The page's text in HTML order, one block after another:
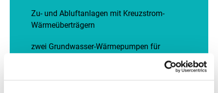
Zu- und Abluftanlagen mit Kreuzstrom-
Wärmeüberträgern
zwei Grundwasser-Wärmepumpen für